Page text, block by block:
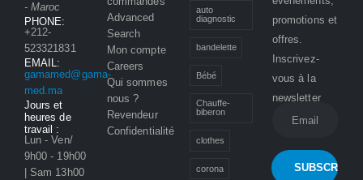
- Maroc
PHONE:
+212-
523321831
EMAIL:
gamamed@gama-
med.ma
Jours et
heures de
travail :
Lun - Ven/
9h00 - 19h00
| Sam 13h00
Advanced
Search
Mon compte
Careers
Qui sommes
nous ?
Revendeur
Confidentialité
auto
diagnostic
bandelette
Bébé
Chauffe-
biberon
clothes
corona
promotions et
offres.
Inscrivez-
vous à la
newsletter